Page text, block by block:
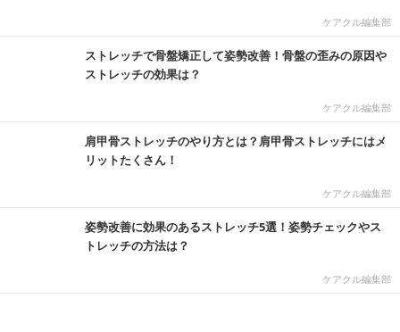
ケアクル編集部
ストレッチで骨盤矯正して姿勢改善！骨盤の歪みの原因や
ストレッチの効果は？
ケアクル編集部
肩甲骨ストレッチのやり方とは？肩甲骨ストレッチにはメ
リットたくさん！
ケアクル編集部
姿勢改善に効果のあるストレッチ5選！姿勢チェックやス
トレッチの方法は？
ケアクル編集部